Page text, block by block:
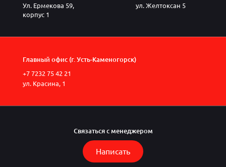
Ул. Ермекова 59,
корпус 1
ул. Желтоксан 5
Главный офис (г. Усть-Каменогорск)
+7 7232 75 42 21
ул. Красина, 1
Связаться с менеджером
Написать